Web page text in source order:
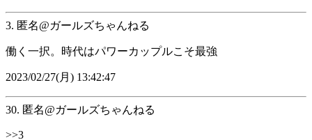
3. 匿名@ガールズちゃんねる
働く一択。時代はパワーカップルこそ最強
2023/02/27(月) 13:42:47
30. 匿名@ガールズちゃんねる
>>3